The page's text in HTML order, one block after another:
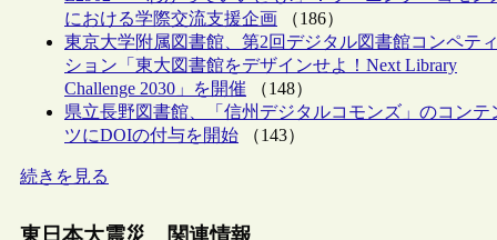
における学際交流支援企画 （186）
東京大学附属図書館、第2回デジタル図書館コンペテ
ション「東大図書館をデザインせよ！Next Library
Challenge 2030」を開催 （148）
県立長野図書館、「信州デジタルコモンズ」のコンテ
ツにDOIの付与を開始 （143）
続きを見る
東日本大震災 関連情報